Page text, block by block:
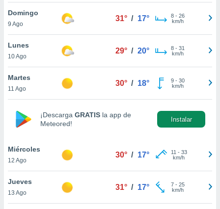
de
cookies
aceptar
En
sean
Domingo
9 Ago
31° / 17° 8- 26
km/h
Lunes
10 Ago
29° / 20° 8- 31
km/h
Martes
11 Ago
30° / 18° 9- 30
km/h
¡Descarga GRATIS la app de
Meteored!
Instalar
Miércoles
12 Ago
30° / 17° 11 - 33
km/h
Jueves
13 Ago
31° / 17° 7- 25
km/h